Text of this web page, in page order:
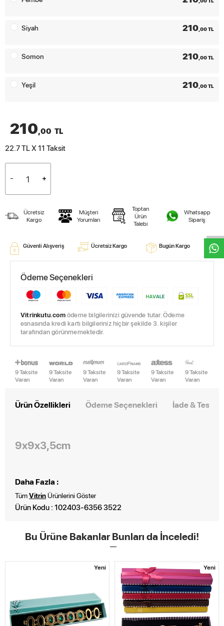
WhtsappDeseHatt
Siyah 210,00 TL
Somon 210,00 TL
Yeşil 210,00 TL
210,00 TL
22.7 TL X 11 Taksit
Ücretsiz
Kargo
Müşteri
Yorumları
Toptan
Ürün
Talebi
Whatsapp
Sipariş
Güvenli Alışveriş Ücretsiz Kargo Bugün Kargo
Ödeme Seçenekleri
Vitrinkutu.comödeme bilgilerinizi güvende tutar. Ödeme
esnasında kredi kartı bilgileriniz hiçbir şekilde 3. kişiler
tarafından görünmemektedir.
9 Taksite
Varan
9 Taksite
Varan
9 Taksite
Varan
9 Taksite
Varan
9 Taksite
Varan
9 Taksite
Varan
Ürün Özellikleri Ödeme Seçenekleri İade &
9x9x3,5cm
Daha Fazla :
TümVitrin Ürünlerini Göster
Ürün Kodu : 102403-6356 3522
Bu Ürüne Bakanlar Bunları da İnceledi!
Yeni
STOKTA YOK